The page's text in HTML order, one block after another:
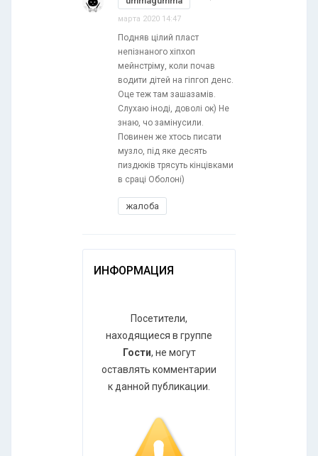
марта 2020 14:47
Подняв цілий пласт
непізнаного хіпхоп
мейнстріму, коли почав
водити дітей на гіпгоп денс.
Оце теж там зашазамів.
Слухаю іноді, доволі ок) Не
знаю, чо замінусили.
Повинен же хтось писати
музло, під яке десять
пиздюків трясуть кінцівками
в сраці Оболоні)
жалоба
ИНФОРМАЦИЯ
Посетители,
находящиеся в группе
Гости, не могут
оставлять комментарии
к данной публикации.